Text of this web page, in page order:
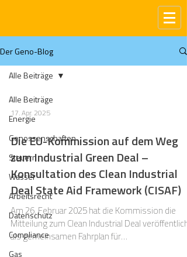
Der Geno-Blog
Alle Beiträge
Energie
Genossenschaften
Steuern
Wasser
Arbeitsrecht
Datenschutz
Compliance
Gas
Alle Beiträge
17. Apr. 2025
Die EU-Kommission auf dem Weg
zum Industrial Green Deal –
Konsultation des Clean Industrial
Deal State Aid Framework (CISAF)
Am 26. Februar 2025 hat die Kommission die
Mitteilung zum Clean Industrial Deal veröffentlicht,
als gemeinsamen Fahrplan für
Wettbewerbsfähigkeit und Dekarbonisierung der